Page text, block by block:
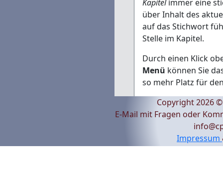
Kapitelimmer eine
über Inhalt des
auf das Stichwort
Stelle im Kapitel.
Durch einen Klick
Menü können Sie
so mehr Platz für
Copyright 2026
E-Mail mit Fragen oder
Impressum